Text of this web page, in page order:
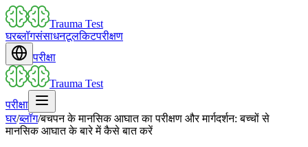
Trauma Test
घरब्लॉगसंसाधनटूलकिटपरीक्षण
परीक्षा
Trauma Test
परीक्षा
घर/ब्लॉग/बचपन के मानसिक आघात का परीक्षण और मार्गदर्शन: बच्चों से
मानसिक आघात के बारे में कैसे बात करें